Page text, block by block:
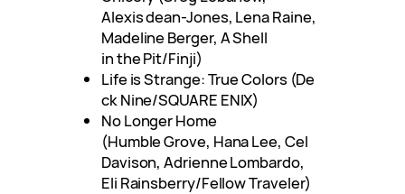
Alexis dean-Jones, Lena Raine,
Madeline Berger, A Shell
in the Pit/Finji)
Life is Strange: True Colors (De
ck Nine/SQUARE ENIX)
No Longer Home
(Humble Grove, Hana Lee, Cel
Davison, Adrienne Lombardo,
Eli Rainsberry/Fellow Traveler)